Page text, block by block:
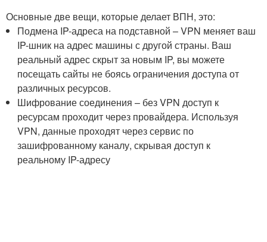
Основные две вещи, которые делает ВПН, это:
Подмена IP-адреса на подставной – VPN меняет ваш
IP-шник на адрес машины с другой страны. Ваш
реальный адрес скрыт за новым IP, вы можете
посещать сайты не боясь ограничения доступа от
различных ресурсов.
Шифрование соединения – без VPN доступ к
ресурсам проходит через провайдера. Используя
VPN, данные проходят через сервис по
зашифрованному каналу, скрывая доступ к
реальному IP-адресу